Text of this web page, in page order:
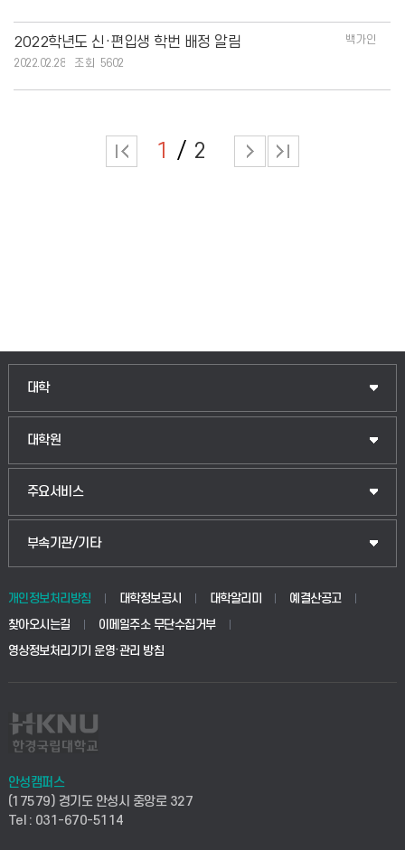
2022학년도 신·편입생 학번 배정 알림
백가인
2022.02.28
5602
1 2
대학
인문융합공공인재학부
법경영학부
생명공학부
사회안전시스템공학부
컴퓨터응용수학부
대학원
일반대학원
산업대학원
공공정책대학원
교육대학원
주요서비스
입학안내
웹메일
학사시스템(전문학사 및 전공심화)
사이버캠퍼스(전문학사 및 전공심화)
시설바로처리서비스
연구실안전관리시스템
부속기관/기타
중앙도서관
학생생활관(안성)
산학협력단
취업지원센터
창업지원센터
개인정보처리방침 대학정보공시 대학알리미
예결산공고
찾아오시는길
이메일주소 무단수집거부
영상정보처리기기 운영·관리 방침
안성캠퍼스
(17579) 경기도 안성시 중앙로 327
Tel : 031-670-5114